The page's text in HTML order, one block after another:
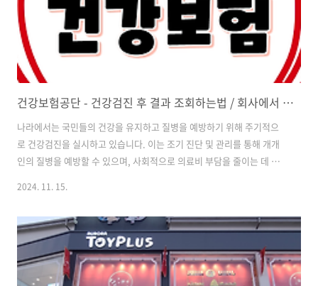
건강보험공단 - 건강검진 후 결과 조회하는법 / 회사에서 제출하라고 할때
나라에서는 국민들의 건강을 유지하고 질병을 예방하기 위해 주기적으
로 건강검진을 실시하고 있습니다. 이는 조기 진단 및 관리를 통해 개개
인의 질병을 예방할 수 있으며, 사회적으로 의료비 부담을 줄이는 데 기
사 결과를 확인하는 경우가 있습니다. 우편으로 오기도하지만, 국민건강
는 국민건강보험공단 사이트를 통해 건강검진 결과를 조회하는 방법에
대해 자세히 안내해드리겠습니다. 목차 건강검진 결과를 잘 봐야 하는 이
유건강검진을 받은 후 결과를 확인하는 것은 자신의 건강 상태를 정확히
파악하고 필요한 건강 관리 방안을 세우는 데 중요한 역할을 합니다. 단
2024. 11. 15.